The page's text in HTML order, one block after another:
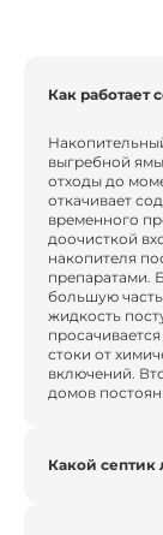
Как работает
выгребной
отходы до
откачивает
временного
доочисткой
накопителя
препаратами.
большую часть
жидкость
стоки от
включений.
домов
Какой септик